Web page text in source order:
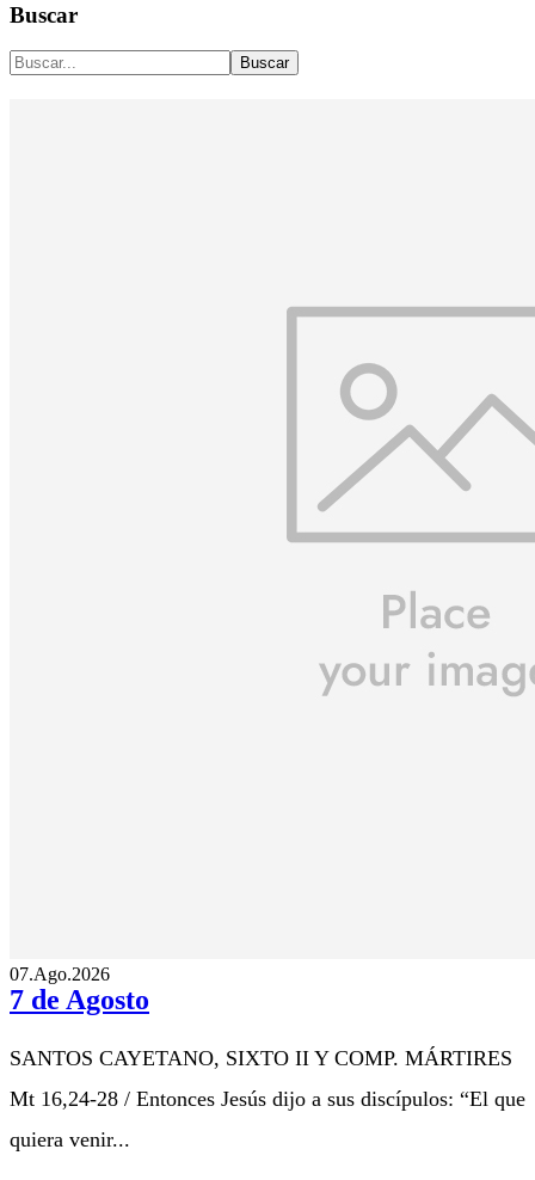
Buscar
Buscar
07.Ago.2026
7 de Agosto
SANTOS CAYETANO, SIXTO II Y COMP. MÁRTIRES
Mt 16,24-28 / Entonces Jesús dijo a sus discípulos: “El que
quiera venir...